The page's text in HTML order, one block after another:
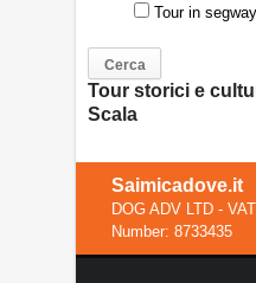
Tour in segway
Tour storici e
Scala
Saimicadove.it
DOG ADV LTD -
Number: 8733435